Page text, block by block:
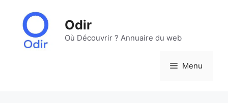
contenu
Odir
Où Découvrir ? Annuaire du web
Menu